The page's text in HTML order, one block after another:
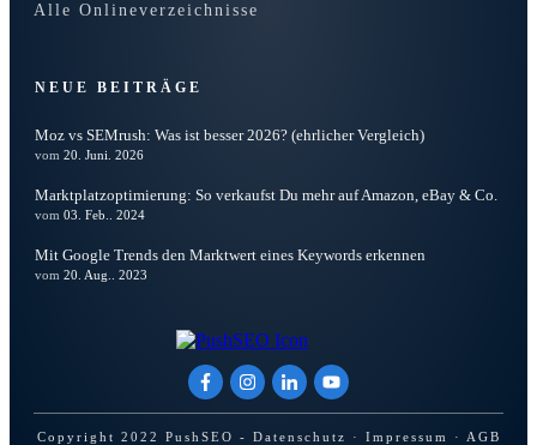
NEUE BEITRÄGE
Moz vs SEMrush: Was ist besser 2026? (ehrlicher Vergleich)
vom 20. Juni. 2026
Marktplatzoptimierung: So verkaufst Du mehr auf Amazon, eBay & Co.
vom 03. Feb.. 2024
Mit Google Trends den Marktwert eines Keywords erkennen
vom 20. Aug.. 2023
Alle Onlineverzeichnisse
Copyright 2022 PushSEO - Datenschutz · Impressum · AGB